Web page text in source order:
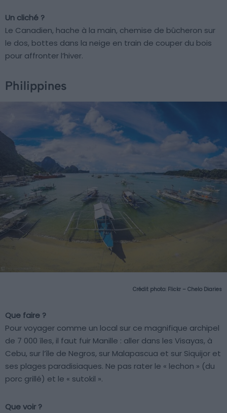
Un cliché ?
Le Canadien, hache à la main, chemise de bûcheron sur
le dos, bottes dans la neige en train de couper du bois
pour affronter l’hiver.
Philippines
Crédit photo: Flickr – Chelo Diaries
Que faire ?
Pour voyager comme un local sur ce magnifique archipel
de 7 000 îles, il faut fuir Manille : aller dans les Visayas, à
Cebu, sur l’île de Negros, sur Malapascua et sur Siquijor et
ses plages paradisiaques. Ne pas rater le « lechon » (du
porc grillé) et le « sutokil ».
Que voir ?